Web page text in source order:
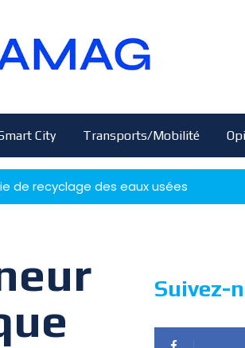
City Transports/Mobilité
de recyclage des eaux usées
Suivez-